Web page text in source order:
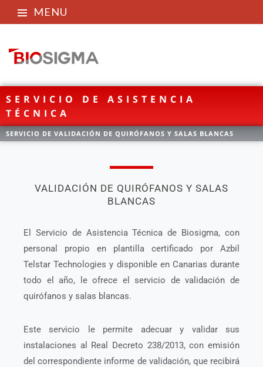
MENU
SERVICIO DE ASISTENCIA
TÉCNICA
SERVICIO DE VALIDACIÓN DE QUIRÓFANOS Y SALAS BLANCAS
VALIDACIÓN DE QUIRÓFANOS Y SALAS
BLANCAS
El Servicio de Asistencia Técnica de Biosigma, con
personal propio en plantilla certificado por Azbil
Telstar Technologies y disponible en Canarias durante
todo el año, le ofrece el servicio de validación de
quirófanos y salas blancas.
Este servicio le permite adecuar y validar sus
instalaciones al Real Decreto 238/2013, con emisión
del correspondiente informe de validación, que recibirá